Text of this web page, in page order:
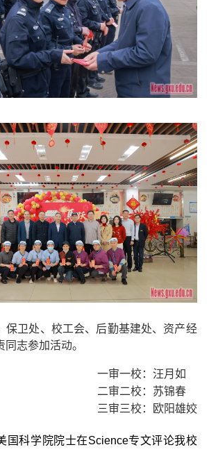
保卫处、校工会、后勤基建处、资产经
志参加活动。
一审一校：汪月如
二审二校：苏锦春
三审三校：欧阳雄姣
国科学院院士在Science专文评论我校